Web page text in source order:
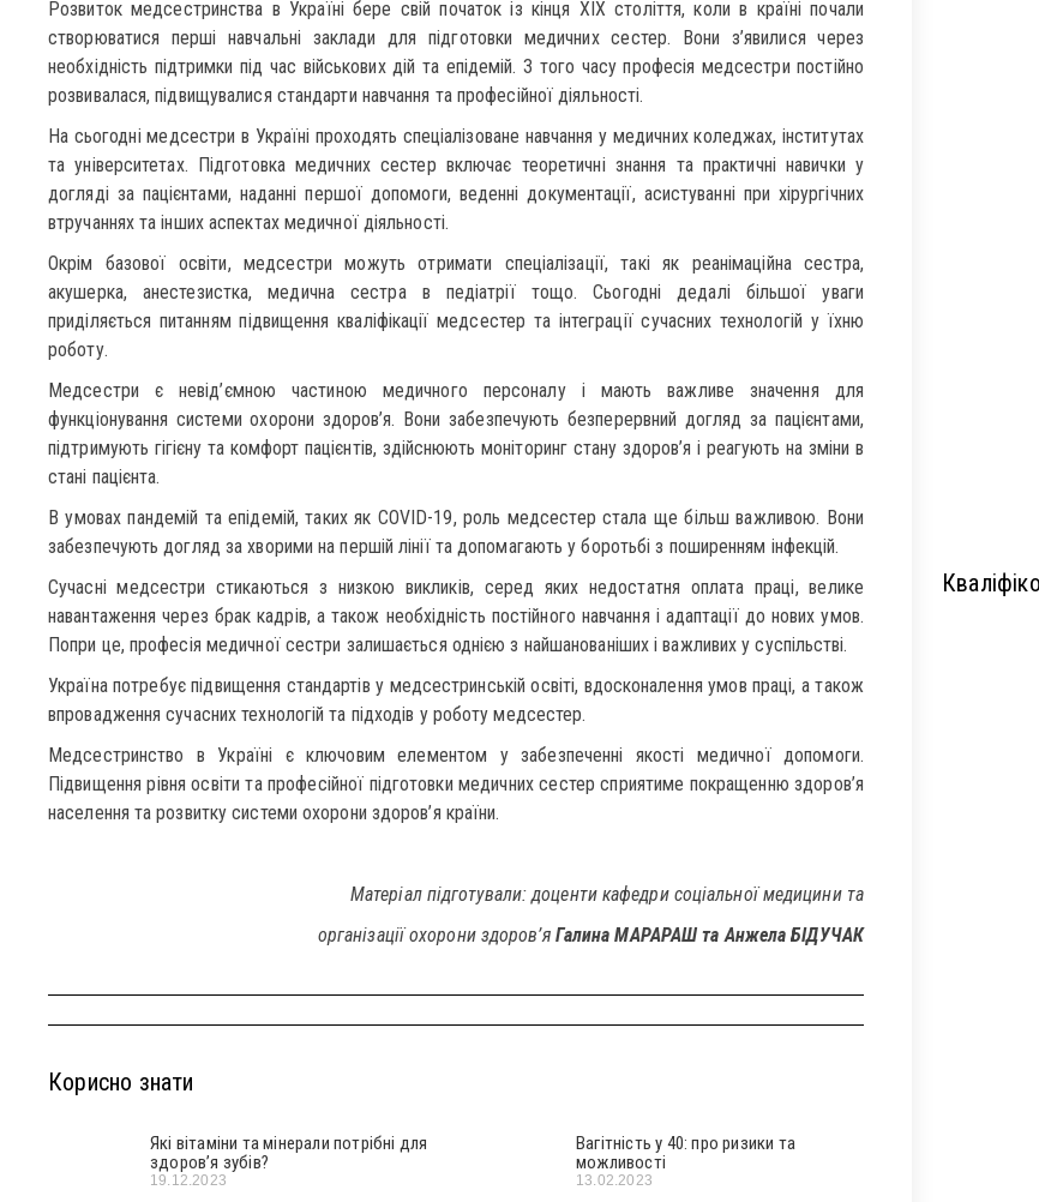
Розвиток медсестринства в Україні бере свій початок із кінця XIX століття, коли в країні почали
створюватися перші навчальні заклади для підготовки медичних сестер. Вони з’явилися через
необхідність підтримки під час військових дій та епідемій. З того часу професія медсестри постійно
розвивалася, підвищувалися стандарти навчання та професійної діяльності.
На сьогодні медсестри в Україні проходять спеціалізоване навчання у медичних коледжах, інститутах
та університетах. Підготовка медичних сестер включає теоретичні знання та практичні навички у
догляді за пацієнтами, наданні першої допомоги, веденні документації, асистуванні при хірургічних
втручаннях та інших аспектах медичної діяльності.
Окрім базової освіти, медсестри можуть отримати спеціалізації, такі як реанімаційна сестра,
акушерка, анестезистка, медична сестра в педіатрії тощо. Сьогодні дедалі більшої уваги
приділяється питанням підвищення кваліфікації медсестер та інтеграції сучасних технологій у їхню
роботу.
Медсестри є невід’ємною частиною медичного персоналу і мають важливе значення для
функціонування системи охорони здоров’я. Вони забезпечують безперервний догляд за пацієнтами,
підтримують гігієну та комфорт пацієнтів, здійснюють моніторинг стану здоров’я і реагують на зміни в
стані пацієнта.
В умовах пандемій та епідемій, таких як COVID-19, роль медсестер стала ще більш важливою. Вони
забезпечують догляд за хворими на першій лінії та допомагають у боротьбі з поширенням інфекцій.
Сучасні медсестри стикаються з низкою викликів, серед яких недостатня оплата праці, велике
навантаження через брак кадрів, а також необхідність постійного навчання і адаптації до нових умов.
Попри це, професія медичної сестри залишається однією з найшанованіших і важливих у суспільстві.
Україна потребує підвищення стандартів у медсестринській освіті, вдосконалення умов праці, а також
впровадження сучасних технологій та підходів у роботу медсестер.
Медсестринство в Україні є ключовим елементом у забезпеченні якості медичної допомоги.
Підвищення рівня освіти та професійної підготовки медичних сестер сприятиме покращенню здоров’я
населення та розвитку системи охорони здоров’я країни.
Матеріал підготували: доценти кафедри соціальної медицини та
організації охорони здоров’я Галина МАРАРАШ та Анжела БІДУЧАК
Корисно знати
Які вітаміни та мінерали потрібні для
здоров’я зубів?
19.12.2023
Вагітність у 40: про ризики та
можливості
13.02.2023